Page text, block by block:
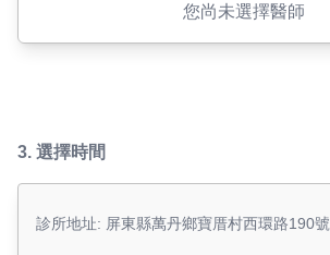
您尚未選擇醫師
3. 選擇時間
診所地址: 屏東縣萬丹鄉寶厝村西環路190號